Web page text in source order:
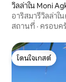
วิลล่าใน Moni
อาริสมารีวิลล่าใ
ร้อน
สถานที่ · ครอบค
โดนใจเกสต์
โดนใจเกสต์